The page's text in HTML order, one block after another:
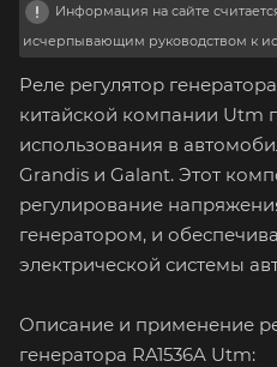
Информация на сайте
исчерпывающим руководством к
Реле регулятор
китайской компании Utm
использования в
Grandis и Galant. Этот
регулирование
генератором, и
электрической системы
Описание и применение
генератора RA1536A Utm: